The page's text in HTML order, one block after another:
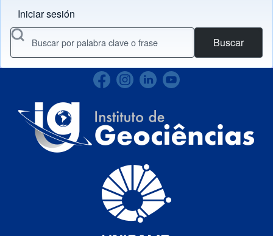
Menu do usuário
Iniciar sesión
Buscar